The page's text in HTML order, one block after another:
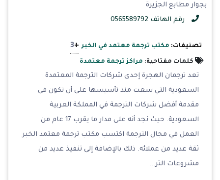
بجوار مطابع الجزيرة
رقم الهاتف 0565589792
تصنيفات: مكتب ترجمة معتمد في الخبر +
3
كلمات مفتاحية: مراكز ترجمة معتمدة
تعد ترجمان الهجرة إحدى شركات الترجمة المعتمدة
السعودية التي سعت منذ تأسيسها على أن تكون في
مقدمة أفضل شركات الترجمة في المملكة العربية
السعودية. حيث نجد أنه على مدار ما يقرب 17 عام من
العمل في مجال الترجمة اكتسب مكتب ترجمة معتمد الخبر
ثقة عديد من عملائه. ذلك بالإضافة إلى تنفيذ عديد من
مشروعات التر...